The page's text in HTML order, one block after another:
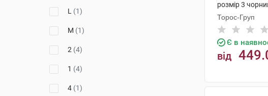
L (1)
M (1)
2 (4)
1 (4)
4 (1)
розмір 3
Торос-Груп
Є в
від